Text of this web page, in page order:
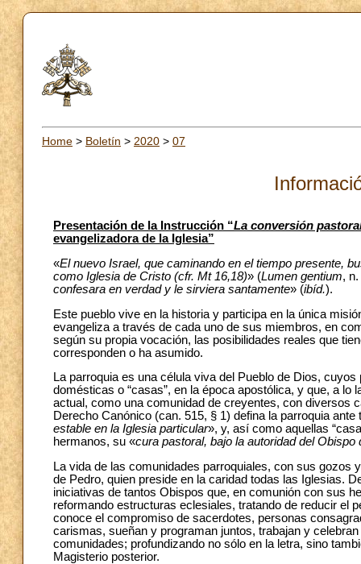
Home > Boletín > 2020 > 07
Presentación de la Instrucción “La conversión
evangelizadora de la Iglesia”
«El nuevo Israel, que caminando en el tiempo presente,
como Iglesia de Cristo (cfr. Mt 16,18)» (Lumen gentium,
confesara en verdad y le sirviera santamente» (ibíd.).
Este pueblo vive en la historia y participa en la única
evangeliza a través de cada uno de sus miembros, en
según su propia vocación, las posibilidades reales que
corresponden o ha asumido.
La parroquia es una célula viva del Pueblo de Dios,
domésticas o “casas”, en la época apostólica, y que, a
actual, como una comunidad de creyentes, con diversos
Derecho Canónico (can. 515, § 1) defina la parroquia ante
estable en la Iglesia particular», y, así como aquellas
hermanos, su «cura pastoral, bajo la autoridad del
La vida de las comunidades parroquiales, con sus
de Pedro, quien preside en la caridad todas las Iglesias.
iniciativas de tantos Obispos que, en comunión con sus
reformando estructuras eclesiales, tratando de reducir el
conoce el compromiso de sacerdotes, personas
carismas, sueñan y programan juntos, trabajan y
comunidades; profundizando no sólo en la letra, sino
Magisterio posterior.